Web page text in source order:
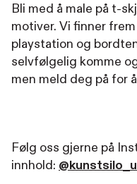
Bli med å male på t-
motiver. Vi finner
playstation og
selvfølgelig komme
men meld deg på for
Følg oss gjerne på
innhold: